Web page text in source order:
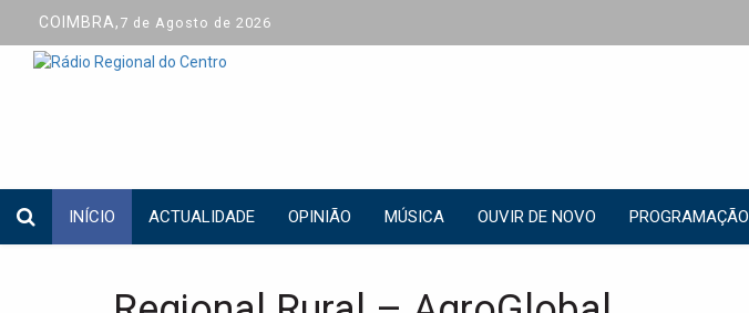
COIMBRA, 7 de Agosto de 2026
INÍCIO ACTUALIDADE OPINIÃO MÚSICA OUVIR DE NOVO PROGRAMAÇÃO